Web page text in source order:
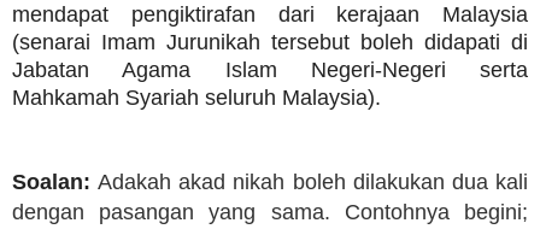
mendapat pengiktirafan dari kerajaan Malaysia
(senarai Imam Jurunikah tersebut boleh didapati di
Jabatan Agama Islam Negeri-Negeri serta
Mahkamah Syariah seluruh Malaysia).
Soalan: Adakah akad nikah boleh dilakukan dua kali
dengan pasangan yang sama. Contohnya begini;